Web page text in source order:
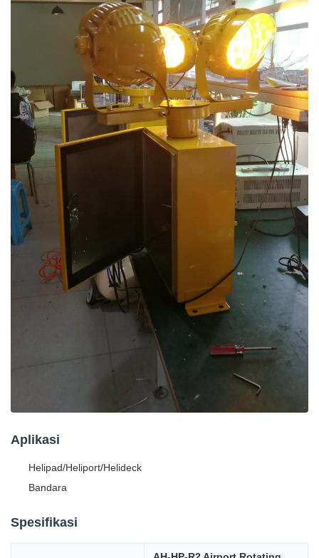
Aplikasi
Helipad/Heliport/Helideck
Bandara
Spesifikasi